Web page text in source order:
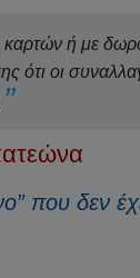
ή με
ότι οι
που δεν